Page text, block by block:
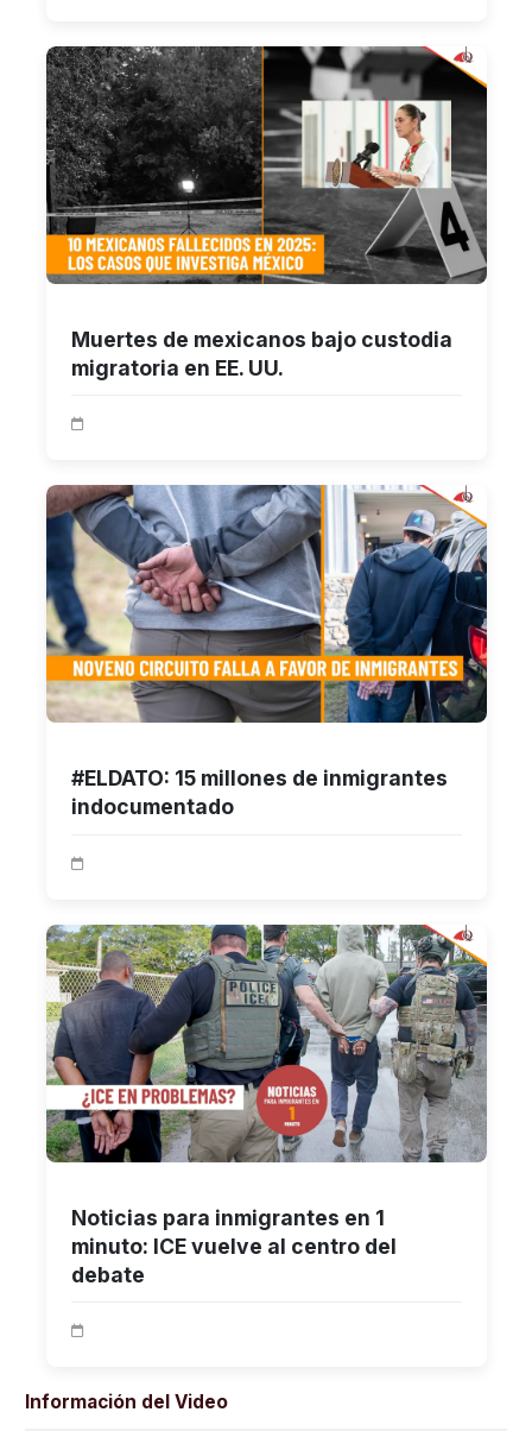
Muertes de mexicanos bajo custodia
migratoria en EE. UU.
#ELDATO: 15 millones de inmigrantes
indocumentado
Noticias para inmigrantes en 1
minuto: ICE vuelve al centro del
debate
Información del Video